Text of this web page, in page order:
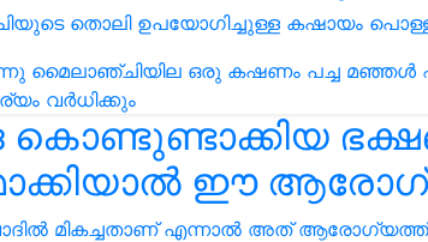
തൊലി ഉപയോഗിച്ചുള്ള കഷായം
ഈ
മികച്ചതാണ് എന്നാൽ അത്